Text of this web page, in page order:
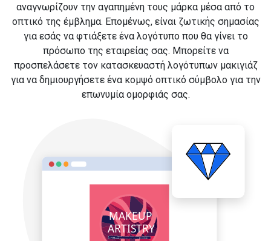
αναγνωρίζουν την αγαπημένη τους μάρκα μέσα από το
οπτικό της έμβλημα. Επομένως, είναι ζωτικής σημασίας
για εσάς να φτιάξετε ένα λογότυπο που θα γίνει το
πρόσωπο της εταιρείας σας. Μπορείτε να
προσπελάσετε τον κατασκευαστή λογότυπων μακιγιάζ
για να δημιουργήσετε ένα κομψό οπτικό σύμβολο για την
επωνυμία ομορφιάς σας.